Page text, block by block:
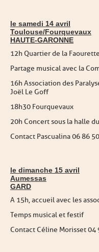
le samedi 14 avril
Toulouse/Fourquevaux
HAUTE-GARONNE
12h Quartier de la
Partage musical avec la
16h Association des
Joël Le Goff
18h30 Fourquevaux
20h Concert sous la halle
Contact Pascualina 06 86
le dimanche 15 avril
Aumessas
GARD
A 15h, accueil avec les
Temps musical et festif
Contact Céline Morisset 04